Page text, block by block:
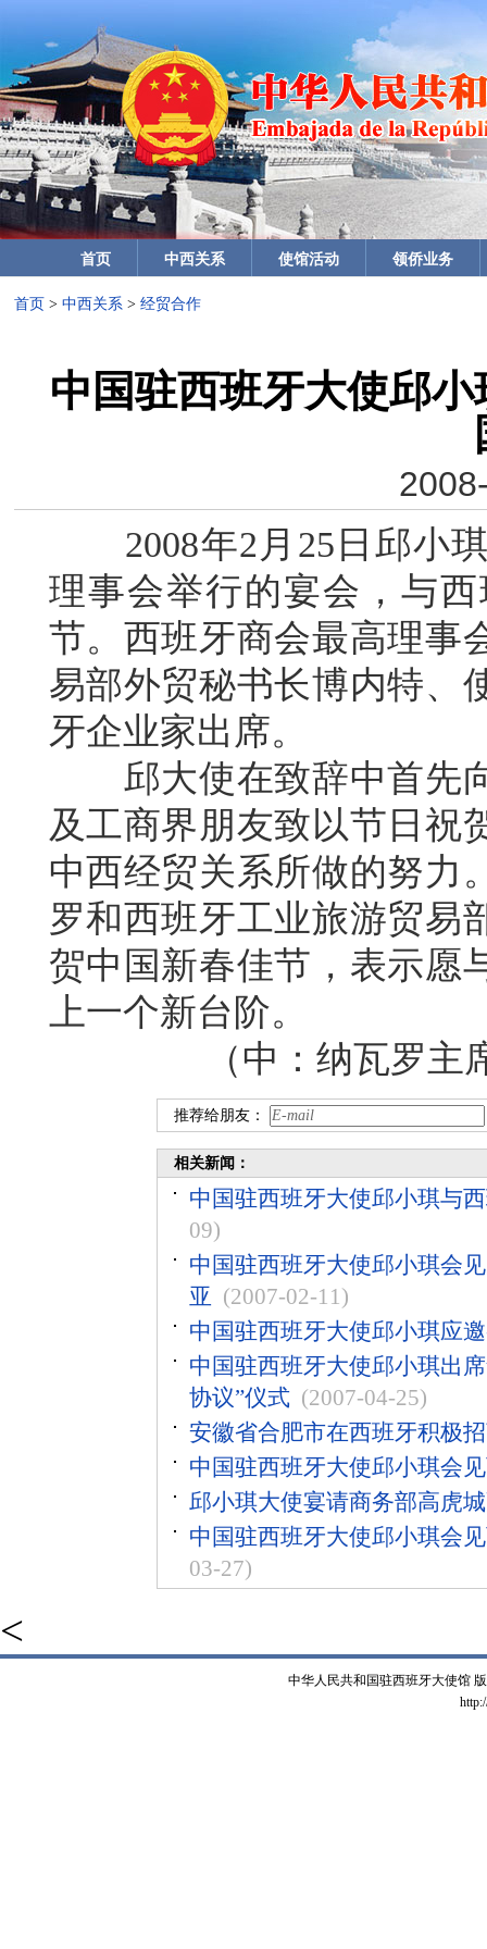
首页 中西关系 使馆活动 领侨业务
首页 > 中西关系> 经贸合作
中国驻西班牙大使邱
2008年2月25日邱小琪
理事会举行的宴会，与
节。西班牙商会最高理事
易部外贸秘书长博内特、
牙企业家出席。
邱大使在致辞中首先向
及工商界朋友致以节日祝
中西经贸关系所做的努力
罗和西班牙工业旅游贸易
贺中国新春佳节，表示愿
上一个新台阶。
（中：纳瓦罗
推荐给朋友：
相关新闻：
中国驻西班牙大使邱小琪与
09)
中国驻西班牙大使邱小琪会
亚 (2007-02-11)
中国驻西班牙大使邱小琪应
中国驻西班牙大使邱小琪出
协议”仪式 (2007-04-25)
安徽省合肥市在西班牙积极
中国驻西班牙大使邱小琪会
邱小琪大使宴请商务部高虎
中国驻西班牙大使邱小琪会
03-27)
<
中华人民共和国驻西班牙大使馆